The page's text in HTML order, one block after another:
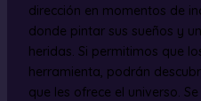
dirección en momentos de
donde pintar sus sueños y
heridas. Si permitimos que
herramienta, podrán
que les ofrece el universo.